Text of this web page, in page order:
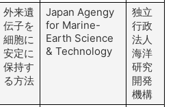
外来遺
伝子を
細胞に
安定に
保持す
る方法
Japan Agengy
for Marine-
Earth Science
& Technology
独立
行政
法人
海洋
研究
開発
機構